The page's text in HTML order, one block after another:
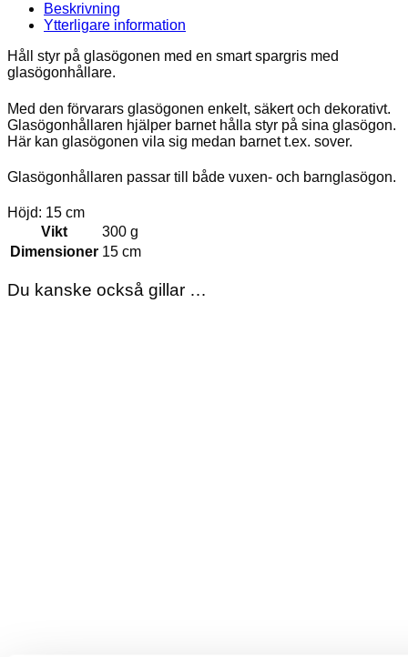
Beskrivning
Ytterligare information
Håll styr på glasögonen med en smart spargris med
glasögonhållare.
Med den förvarars glasögonen enkelt, säkert och dekorativt.
Glasögonhållaren hjälper barnet hålla styr på sina glasögon.
Här kan glasögonen vila sig medan barnet t.ex. sover.
Glasögonhållaren passar till både vuxen- och barnglasögon.
Höjd: 15 cm
Vikt
300 g
Dimensioner 15 cm
Du kanske också gillar …